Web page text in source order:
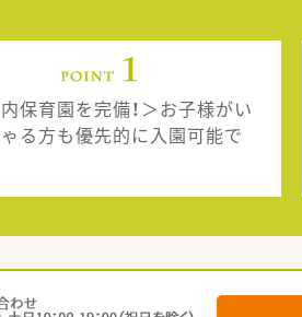
保育園を完備！＞お子様がい
る方も優先的に入園可能で